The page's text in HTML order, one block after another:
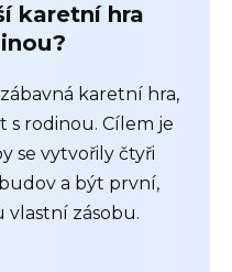
karetní hra
karetní hra,
s rodinou. Cílem je
se vytvořily čtyři
a být první,
vlastní zásobu.